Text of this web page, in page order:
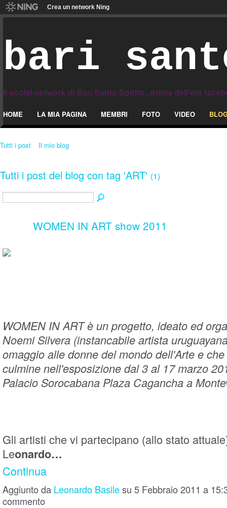
Crea un network Ning
bari
Il social-network di Bari Santo Spirito...prima dell'era
HOME LA MIA PAGINA MEMBRI FOTO VIDEO
Tutti i post Il mio blog
Tutti i post del blog con tag 'ART' (1)
WOMEN IN ART show 2011
WOMEN IN ART è un progetto, ideato ed
Noemi Silvera (instancabile artista
omaggio alle donne del mondo dell'Arte e
culmine nell'esposizione dal 3 al 17 marzo
Palacio Sorocabana Plaza Cagancha a
Gli artisti che vi partecipano (allo stato
Leonardo…
Continua
Aggiunto da Leonardo Basilesu 5 Febbraio 2011 a
commento